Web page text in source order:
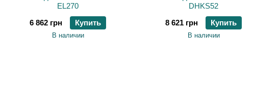
EL270
6 862 грн
Купить
В наличии
DHKS52
8 621 грн
Купить
В наличии